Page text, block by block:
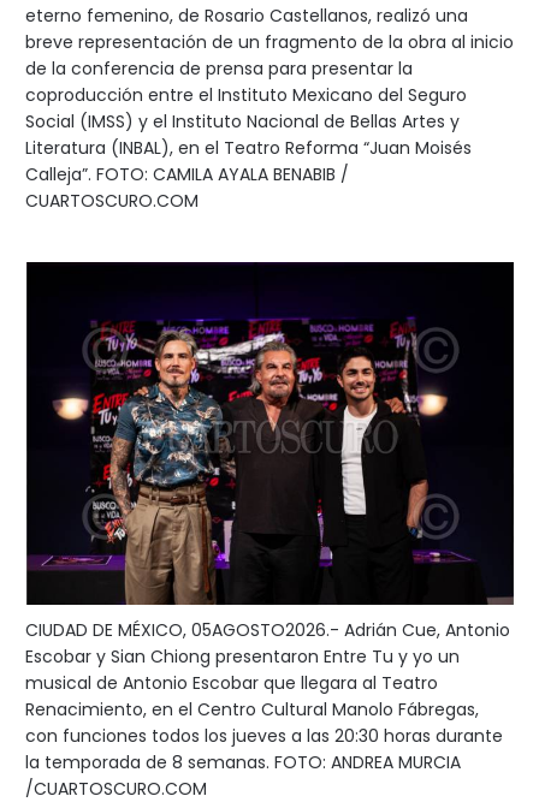
eterno femenino, de Rosario Castellanos, realizó una
breve representación de un fragmento de la obra al inicio
de la conferencia de prensa para presentar la
coproducción entre el Instituto Mexicano del Seguro
Social (IMSS) y el Instituto Nacional de Bellas Artes y
Literatura (INBAL), en el Teatro Reforma “Juan Moisés
Calleja”. FOTO: CAMILA AYALA BENABIB /
CUARTOSCURO.COM
CIUDAD DE MÉXICO, 05AGOSTO2026.- Adrián Cue, Antonio
Escobar y Sian Chiong presentaron Entre Tu y yo un
musical de Antonio Escobar que llegara al Teatro
Renacimiento, en el Centro Cultural Manolo Fábregas,
con funciones todos los jueves a las 20:30 horas durante
la temporada de 8 semanas. FOTO: ANDREA MURCIA
/CUARTOSCURO.COM